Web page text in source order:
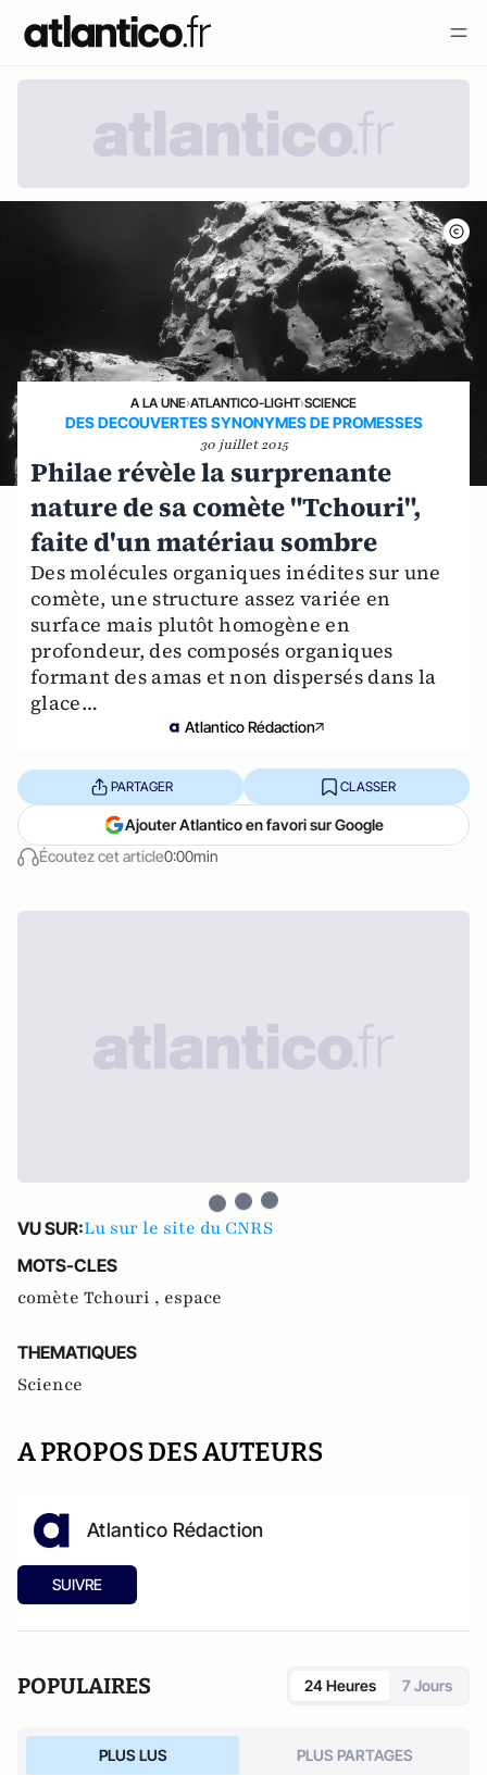
A LA UNE›ATLANTICO-LIGHT›SCIENCE
DES DECOUVERTES SYNONYMES DE PROMESSES
30 juillet 2015
Philae révèle la surprenante
nature de sa comète "Tchouri",
faite d'un matériau sombre
Des molécules organiques inédites sur une
comète, une structure assez variée en
surface mais plutôt homogène en
profondeur, des composés organiques
formant des amas et non dispersés dans la
glace…
Atlantico Rédaction
Écoutez cet article0:00min
PARTAGER CLASSER
Ajouter Atlantico en favori sur Google
VU SUR:Lu sur le site du CNRS
MOTS-CLES
comète Tchouri , espace
THEMATIQUES
Science
A PROPOS DES AUTEURS
Atlantico Rédaction
SUIVRE
POPULAIRES 24 Heures 7 Jours
PLUS LUS PLUS PARTAGES